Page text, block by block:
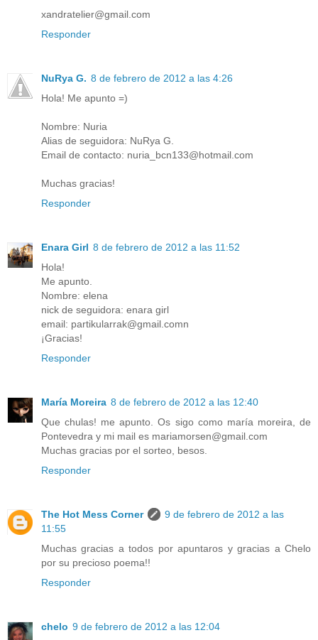
xandratelier@gmail.com
Responder
NuRya G. 8 de febrero de 2012 a las 4:26
Hola! Me apunto =)
Nombre: Nuria
Alias de seguidora: NuRya G.
Email de contacto: nuria_bcn133@hotmail.com
Muchas gracias!
Responder
Enara Girl 8 de febrero de 2012 a las 11:52
Hola!
Me apunto.
Nombre: elena
nick de seguidora: enara girl
email: partikularrak@gmail.comn
¡Gracias!
Responder
María Moreira 8 de febrero de 2012 a las 12:40
Que chulas! me apunto. Os sigo como maría moreira, de
Pontevedra y mi mail es mariamorsen@gmail.com
Muchas gracias por el sorteo, besos.
Responder
The Hot Mess Corner
9 de febrero de 2012 a las
11:55
Muchas gracias a todos por apuntaros y gracias a Chelo
por su precioso poema!!
Responder
chelo 9 de febrero de 2012 a las 12:04